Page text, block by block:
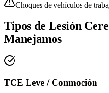
Choques de vehículos de
Tipos de Lesión
Manejamos
TCE Leve / Conmoción